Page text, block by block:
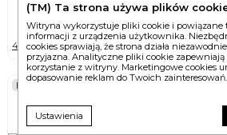
DO KOSZYKA
4 wersje 7 wersji
BEST
(TM) Ta strona używa plików
Witryna wykorzystuje pliki cookie i powiązane
informacji z urządzenia użytkownika.
cookies sprawiają, że strona działa
przyjazna. Analityczne pliki cookie
korzystanie z witryny. Marketingowe cookies
dopasowanie reklam do Twoich zainteresowań.
Ustawienia